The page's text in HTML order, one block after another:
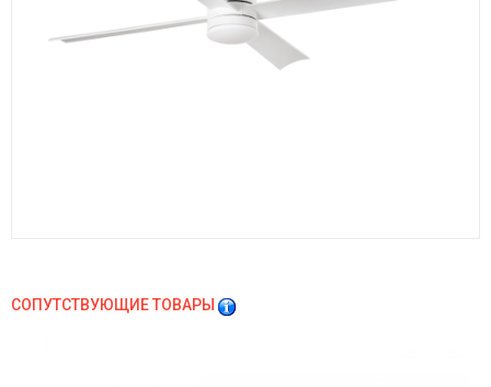
СОПУТСТВУЮЩИЕ ТОВАРЫ